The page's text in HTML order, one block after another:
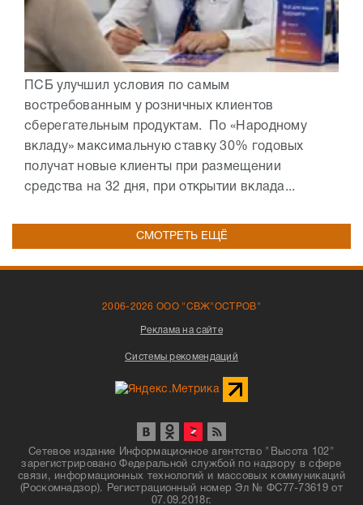
ПСБ улучшил условия по самым
востребованным у розничных клиентов
сберегательным продуктам. По «Народному
вкладу» максимальную ставку 30% годовых
получат новые клиенты при размещении
средства на 32 дня, при открытии вклада...
СМОТРЕТЬ ЕЩЁ
2006-2026 ООО "СВЖ"ОСТРОВ"
Реклама на сайте
Системы рекомендаций
Сетевое издание Информационное агентство "Высота 102"
зарегистрировано Федеральной службой по надзору в сфере
связи, информационных технологий и массовых коммуникаций
(Роскомнадзор). Регистрационный номер Эл № ФС77-73619 от
07.09.2018г.